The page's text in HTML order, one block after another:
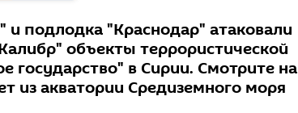
и подлодка "Краснодар" атаковали
объекты террористической
государство" в Сирии. Смотрите на
из акватории Средиземного моря